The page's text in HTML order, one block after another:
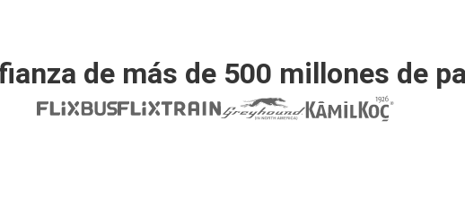
de más de 500 millones de